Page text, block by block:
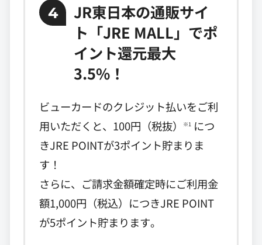
4
JR東日本の通販サイ
ト「JRE MALL」でポ
イント還元最大
3.5%！
ビューカードのクレジット払いをご利
用いただくと、100円（税抜）
※1 につ
きJRE POINTが3ポイント貯まりま
す！
さらに、ご請求金額確定時にご利用金
額1,000円（税込）につきJRE POINT
が5ポイント貯まります。